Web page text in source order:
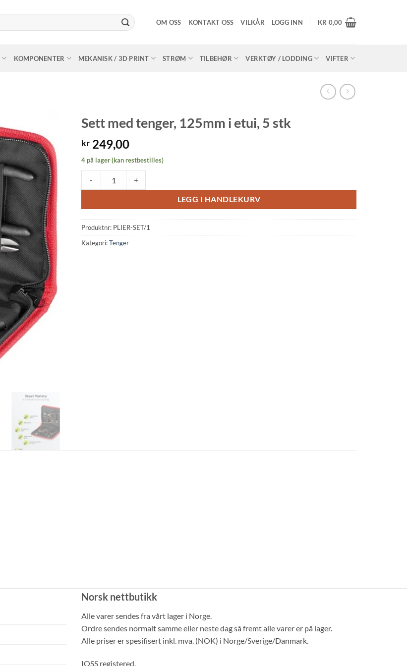
OM OSS KONTAKT OSS VILKÅR LOGG INN KR 0,00
KOMPONENTER MEKANISK / 3D PRINT STRØM TILBEHØR VERKTØY / LODDING VIFTER
Sett med tenger, 125mm i etui, 5 stk
kr 249,00
4 på lager (kan restbestilles)
- +
LEGG I HANDLEKURV
Produktnr: PLIER-SET/1
Kategori:Tenger
Norsk nettbutikk
Alle varer sendes fra vårt lager i Norge.
Ordre sendes normalt samme eller neste dag så fremt alle varer er på lager.
Alle priser er spesifisert inkl. mva. (NOK) i Norge/Sverige/Danmark.
IOSS registered.